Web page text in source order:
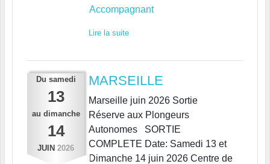
Accompagnant
Lire la suite
Du samedi
13
au dimanche
14
JUIN 2026
MARSEILLE
Marseille juin 2026 Sortie
Réserve aux Plongeurs
Autonomes SORTIE
COMPLETE Date: Samedi 13 et
Dimanche 14 juin 2026 Centre de